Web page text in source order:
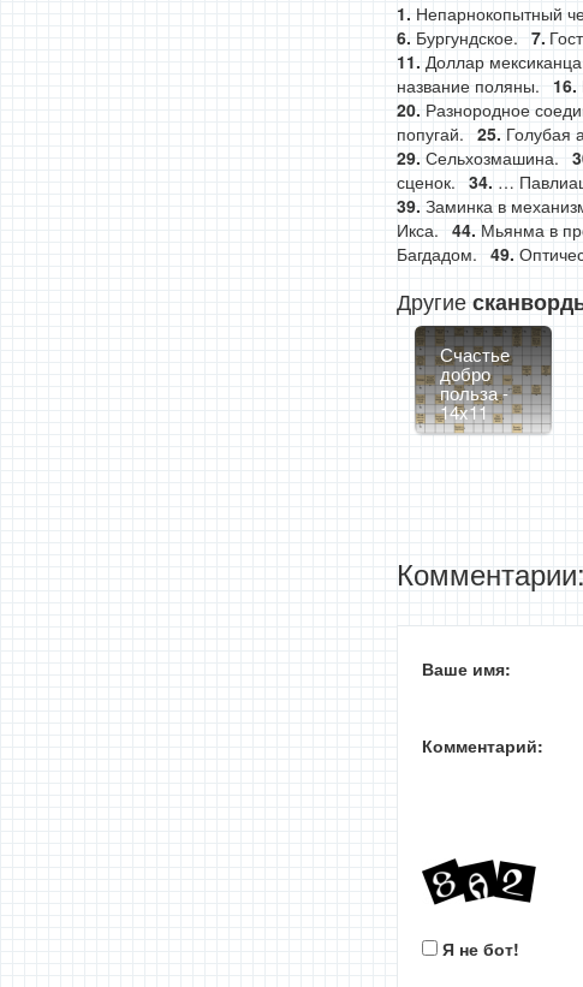
Непарнокопытный
Бургундское.
Доллар
название поляны.
Разнородное
попугай.
Голубая
Сельхозмашина.
сценок.
…
Заминка в
Икса.
Мьянма в
Багдадом.
Другие
Счастье
добро
польза -
14x11
Комментарии:
Ваше имя:
Комментарий:
Я не бот!